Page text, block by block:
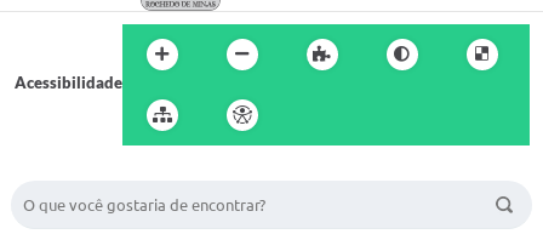
Acessibilidade